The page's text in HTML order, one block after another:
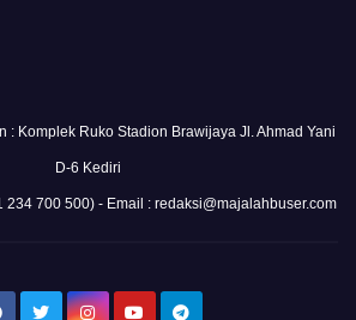
: Komplek Ruko Stadion Brawijaya Jl. Ahmad Yani
D-6 Kediri
234 700 500) - Email : redaksi@majalahbuser.com